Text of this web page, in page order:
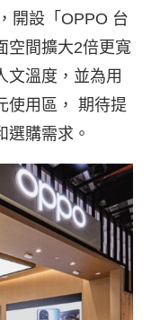
開設「OPPO 台
空間擴大2倍更寬
文溫度，並為用
使用區， 期待提
選購需求。